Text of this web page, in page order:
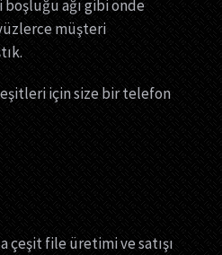
ağı gibi önde
müşteri
için size bir telefon
çeşit file üretimi ve satışı